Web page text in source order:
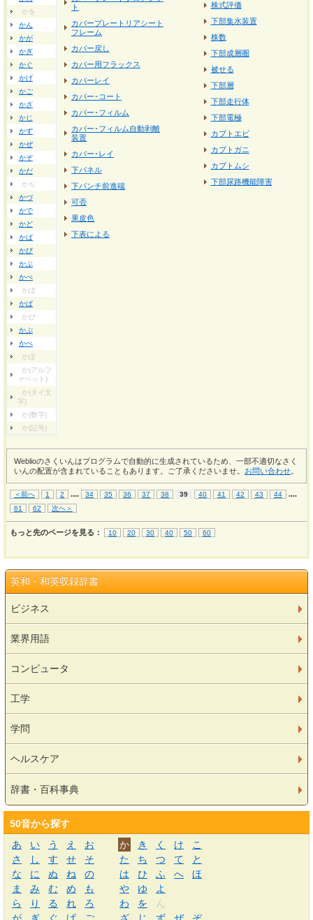
かを
かん
かが
かぎ
かぐ
かげ
かご
かざ
かじ
かず
かぜ
かぞ
かだ
かぢ
かづ
かで
かど
かば
かび
かぶ
かべ
かぼ
かぱ
かぴ
かぷ
かぺ
かぽ
か(アルフ
ァベット)
か(タイ文
字)
か(数字)
か(記号)
ト
カバープレートリアシート
フレーム
カバー戻し
カバー用フラックス
カバーレイ
カバー･コート
カバー･フィルム
カバー･フィルム自動剥離
装置
カバー･レイ
下パネル
下パンチ前進端
可否
果皮色
下表による
株式評価
下部集水装置
株数
下部成層圏
被せる
下部層
下部走行体
下部電極
カブトエビ
カブトガニ
カブトムシ
下部尿路機能障害
Weblioのさくいんはプログラムで自動的に生成されているため、一部不適切なさく
いんの配置が含まれていることもあります。ご了承くださいませ。 お問い合わせ
＜前へ 1 2 .... 34 35 36 37 38 39 40 41 42 43 44 ....
61 62 次へ＞
もっと先のページを見る： 10 20 30 40 50 60
英和・和英収録辞書
ビジネス
業界用語
コンピュータ
工学
学問
ヘルスケア
辞書・百科事典
50音から探す
あ
い う え お か き く け
こ
さ
し す せ そ た ち つ て
と
な
に ぬ ね の は ひ ふ へ
ほ
ま
み む め も や ゆ
よ
ら
り る れ ろ わ を
ん